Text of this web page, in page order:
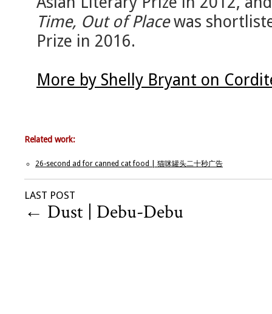
Time, Out of Placewas
Prize in 2016.
More by Shelly Bryant on
Related work:
26-second ad for canned cat food | 猫咪罐头二十秒广告
LAST POST
← Dust | Debu-Debu